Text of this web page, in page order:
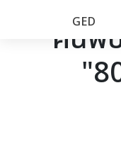
เว็บไซต์อิก
โปรโมชั่น
GED
ค้นพ